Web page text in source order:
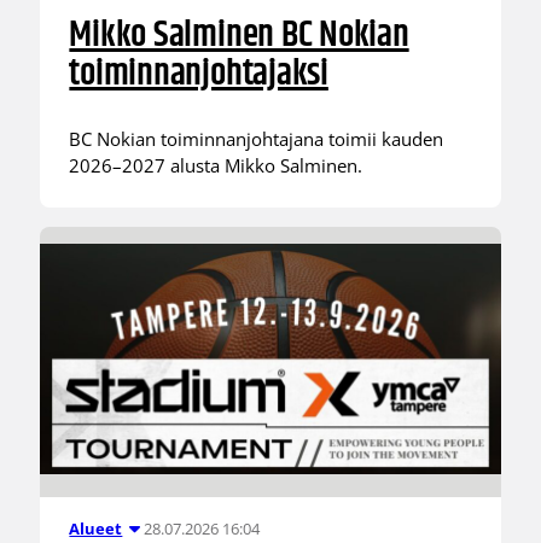
Mikko Salminen BC Nokian
toiminnanjohtajaksi
BC Nokian toiminnanjohtajana toimii kauden
2026–2027 alusta Mikko Salminen.
Alueet 28.07.2026 16:04